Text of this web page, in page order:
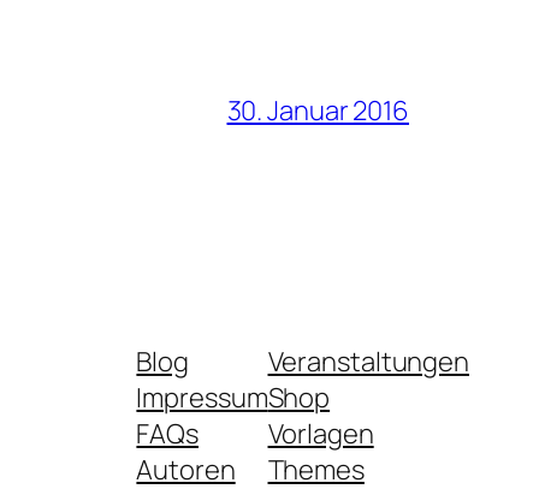
30. Januar 2016
Blog
Impressum
FAQs
Autoren
Veranstaltungen
Shop
Vorlagen
Themes